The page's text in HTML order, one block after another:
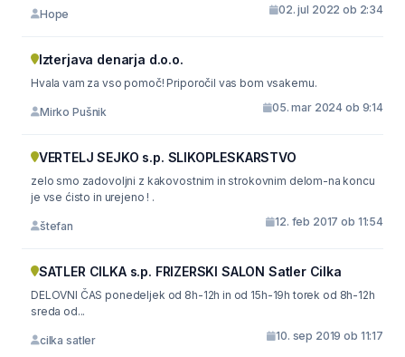
Hope 02. jul 2022 ob 2:34
Izterjava denarja d.o.o.
Hvala vam za vso pomoč! Priporočil vas bom vsakemu.
Mirko Pušnik 05. mar 2024 ob 9:14
VERTELJ SEJKO s.p. SLIKOPLESKARSTVO
zelo smo zadovoljni z kakovostnim in strokovnim delom-na koncu
je vse ćisto in urejeno ! .
štefan 12. feb 2017 ob 11:54
SATLER CILKA s.p. FRIZERSKI SALON Satler Cilka
DELOVNI ČAS ponedeljek od 8h-12h in od 15h-19h torek od 8h-12h
sreda od...
cilka satler 10. sep 2019 ob 11:17